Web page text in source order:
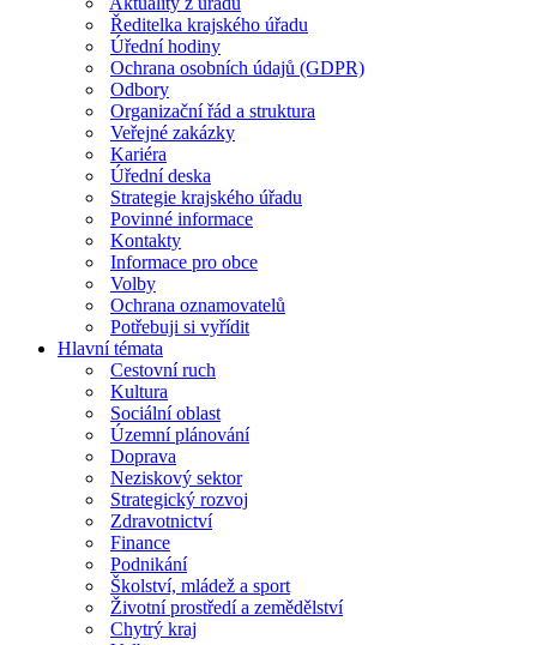
Ředitelka krajského úřadu
Úřední hodiny
Ochrana osobních údajů (GDPR)
Odbory
Organizační řád a struktura
Veřejné zakázky
Kariéra
Úřední deska
Strategie krajského úřadu
Povinné informace
Kontakty
Informace pro obce
Volby
Ochrana oznamovatelů
Potřebuji si vyřídit
Hlavní témata
Cestovní ruch
Kultura
Sociální oblast
Územní plánování
Doprava
Neziskový sektor
Strategický rozvoj
Zdravotnictví
Finance
Podnikání
Školství, mládež a sport
Životní prostředí a zemědělství
Chytrý kraj